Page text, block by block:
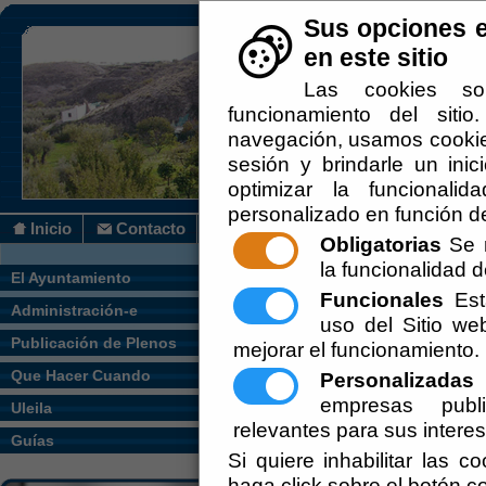
Sus opciones
en este sitio
Las cookies
funcionamiento del
navegación, usamos
sesión y brindarle un
optimizar la
personalizado en función
Obligatorias Se
la funcionalidad
Funcionales
uso del Sitio
mejorar el funcionamiento.
Personalizadas
empresas
relevantes para sus
Si quiere inhabilitar las
Inicio Contacto
El Ayuntamiento
Administración-e
Publicación de Plenos
Que Hacer Cuando
Uleila
Guías
Usted se encuentra
[Servicios]
COMPLEMENTARIA
[Servicios] INSTANCIA
El servicio de